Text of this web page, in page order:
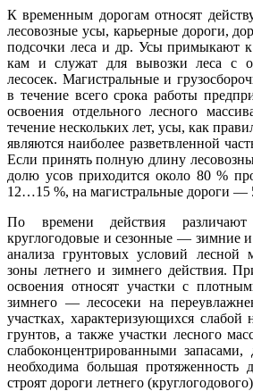
К временным дорогам относят
лесовозные усы, карьерные дороги,
подсочки леса и др. Усы примыкают
кам и служат для вывозки леса с
лесосек. Магистральные и
в течение всего срока работы
освоения отдельного лесного
течение нескольких лет, усы, как
являются наиболее разветвленной
Если принять полную длину
долю усов приходится около 80 %
12…15 %, на магистральные дороги
По времени действия различают
круглогодовые и сезонные — зимние
анализа грунтовых условий лесной
зоны летнего и зимнего действия.
освоения относят участки с
зимнего — лесосеки на
участках, ха­рактеризующихся слабой
грунтов, а также участки лесного
слабоконцентрированными запасами,
необходима большая протяженность
строят дороги летнего